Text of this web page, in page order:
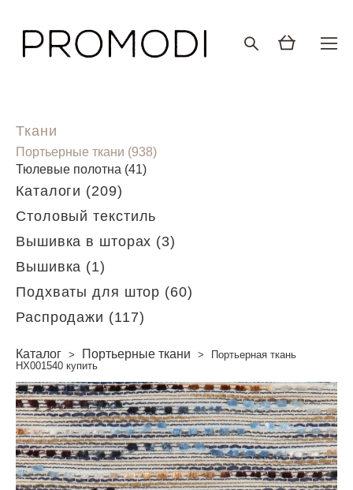
Ткани
Портьерные ткани (938)
Тюлевые полотна (41)
Каталоги (209)
Столовый текстиль
Вышивка в шторах (3)
Вышивка (1)
Подхваты для штор (60)
Распродажи (117)
Каталог > Портьерные ткани >
Портьерная ткань
HX001540 купить